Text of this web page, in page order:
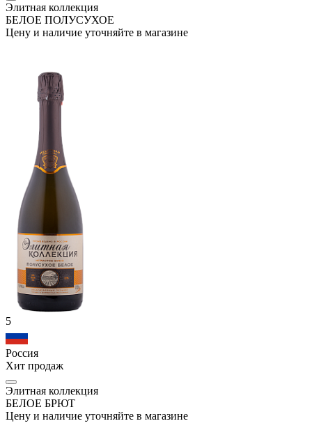
Элитная коллекция
БЕЛОЕ ПОЛУСУХОЕ
Цену и наличие уточняйте в магазине
5
Россия
Хит продаж
Элитная коллекция
БЕЛОЕ БРЮТ
Цену и наличие уточняйте в магазине